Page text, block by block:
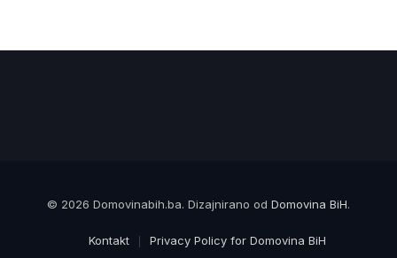
© 2026 Domovinabih.ba. Dizajnirano od Domovina BiH.
Kontakt Privacy Policy for Domovina BiH